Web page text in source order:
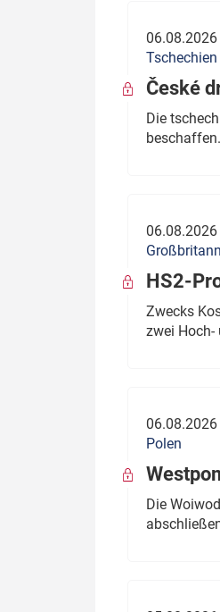
06.08.2026
Tschechien
České
Die
beschaffen.
06.08.2026
HS2-
Zwecks
zwei Hoch-
06.08.2026
Polen
Die